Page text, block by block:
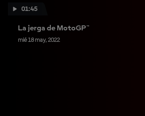
01:45
La jerga de MotoGP™
mié 18 may, 2022